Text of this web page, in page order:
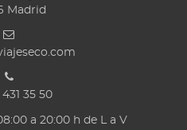
Madrid
431 35 50
a 20:00 h de L a V